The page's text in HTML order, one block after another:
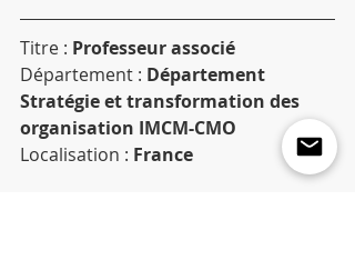
Titre : Professeur associé
Département : Département
Stratégie et transformation des
organisation IMCM-CMO
Localisation : France